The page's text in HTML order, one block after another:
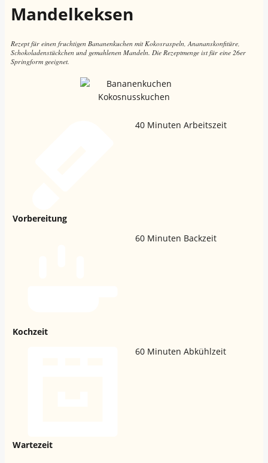
Mandelkeksen
Rezept für einen fruchtigen Bananenkuchen mit Kokosraspeln, Anananskonfitüre,
Schokoladenstückchen und gemahlenen Mandeln. Die Rezeptmenge ist für eine 26er
Springform geeignet.
Vorbereitung
40 Minuten Arbeitszeit
Kochzeit
60 Minuten Backzeit
Wartezeit
60 Minuten Abkühlzeit